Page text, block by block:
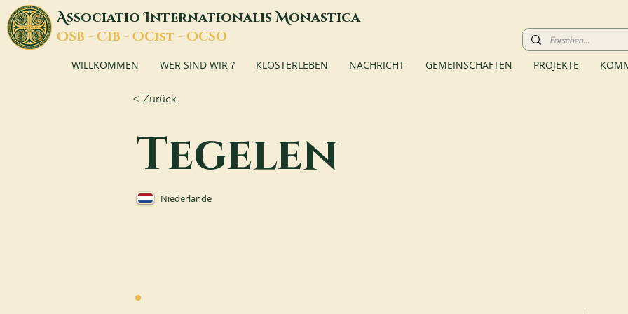
AssociatioInternationalisMonastica
OSB - CIB - OCist - OCSO
WILLKOMMEN WER SIND WIR ? KLOSTERLEBEN NACHRICHT GEMEINSCHAFTEN PROJEKTE
< Zurück
Tegelen
Niederlande